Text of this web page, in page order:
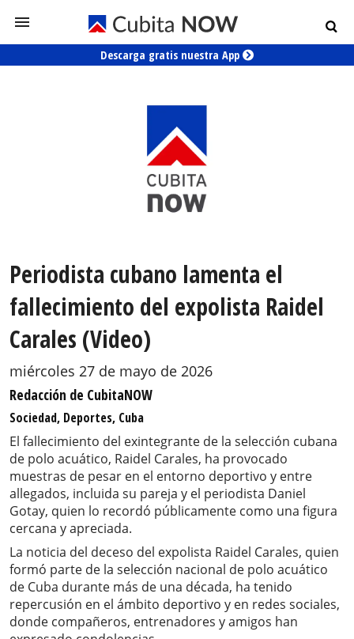
Descarga gratis nuestra App
Periodista cubano lamenta el
fallecimiento del expolista Raidel
Carales (Video)
miércoles 27 de mayo de 2026
Redacción de CubitaNOW
Sociedad, Deportes, Cuba
El fallecimiento del exintegrante de la selección cubana
de polo acuático, Raidel Carales, ha provocado
muestras de pesar en el entorno deportivo y entre
allegados, incluida su pareja y el periodista Daniel
Gotay, quien lo recordó públicamente como una figura
cercana y apreciada.
La noticia del deceso del expolista Raidel Carales, quien
formó parte de la selección nacional de polo acuático
de Cuba durante más de una década, ha tenido
repercusión en el ámbito deportivo y en redes sociales,
donde compañeros, entrenadores y amigos han